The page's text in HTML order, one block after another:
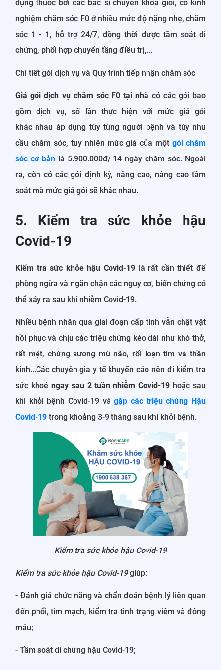
dụng thuốc bởi các bác sĩ chuyên khoa giỏi, có kinh
nghiệm chăm sóc F0 ở nhiều mức độ nặng nhẹ, chăm
sóc 1 - 1, hỗ trợ 24/7, đồng thời được tầm soát di
chứng, phối hợp chuyển tầng điều trị,...
Chi tiết gói dịch vụ và Quy trình tiếp nhận chăm sóc
Giá gói dịch vụ chăm sóc F0 tại nhà có các gói bao
gồm dịch vụ, số lần thực hiện với mức giá gói
khác nhau áp dụng tùy từng người bệnh và tùy nhu
cầu chăm sóc, tuy nhiên mức giá của mộtgói chăm
sóc cơ bảnlà 5.900.000đ/ 14 ngày chăm sóc. Ngoài
ra, còn có các gói định kỳ, nâng cao, nâng cao tầm
soát mà mức giá gói sẽ khác nhau.
5. Kiểm tra sức khỏe hậu
Covid-19
Kiểm tra sức khỏe hậu Covid-19 là rất cần thiết để
phòng ngừa và ngăn chặn các nguy cơ, biến chứng có
thể xảy ra sau khi nhiễm Covid-19.
Nhiều bệnh nhân qua giai đoạn cấp tính vẫn chật vật
hồi phục và chịu các triệu chứng kéo dài như khó thở,
rất mệt, chứng sương mù não, rối loạn tim và thần
kinh...Các chuyên gia y tế khuyến cáo nên đi kiểm tra
sức khoẻ ngay sau 2 tuần nhiễm Covid-19 hoặc sau
khi khỏi bệnh Covid-19 vàgặp các triệu chứng Hậu
Covid-19 trong khoảng 3-9 tháng sau khi khỏi bệnh.
Kiểm tra sức khỏe hậu Covid-19
Kiểm tra sức khỏe hậu Covid-19giúp:
- Đánh giá chức năng và chẩn đoán bệnh lý liên quan
đến phổi, tim mạch, kiểm tra tình trạng viêm và đông
máu;
- Tầm soát di chứng hậu Covid-19;